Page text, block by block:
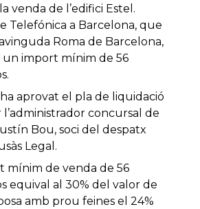
venda de l’edifici Estel.
Telefónica a Barcelona, que
Roma de Barcelona,
un import mínim de 56
aprovat el pla de liquidació
concursal de
Bou, soci del despatx
Legal.
mínim de venda de 56
equival al 30% del valor de
amb prou feines el 24%